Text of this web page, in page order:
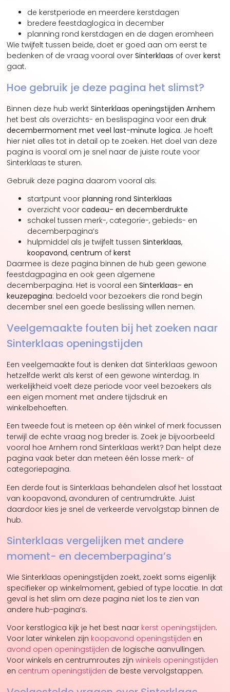
de kerstperiode en meerdere kerstdagen
bredere feestdaglogica in december
planning rond kerstdagen en de dagen eromheen
Wie twijfelt tussen beide, doet er goed aan om eerst te
bedenken of de vraag vooral overSinterklaas of overkerst
gaat.
Hoe gebruik je deze pagina het slimst?
Binnen deze hub werktSinterklaas openingstijden Arnhem
het best als overzichts- en beslispagina voor eendruk
decembermoment met veel last-minute logica. Je hoeft
hier niet alles tot in detail op te zoeken. Het doel van deze
pagina is vooral om je snel naar de juiste route voor
Sinterklaas te sturen.
Gebruik deze pagina daarom vooral als:
startpunt voorplanning rond Sinterklaas
overzicht voorcadeau- en decemberdrukte
schakel tussen merk-, categorie-, gebieds- en
decemberpagina’s
hulpmiddel als je twijfelt tussenSinterklaas,
koopavond,centrum ofkerst
Daarmee is deze pagina binnen de hub geen gewone
feestdagpagina en ook geen algemene
decemberpagina. Het is vooral eenSinterklaas- en
keuzepagina: bedoeld voor bezoekers die rond begin
december snel een goede beslissing willen nemen.
Veelgemaakte fouten bij het zoeken naar
Sinterklaas openingstijden
Een veelgemaakte fout is denken dat Sinterklaas gewoon
hetzelfde werkt als kerst of een gewone winterdag. In
werkelijkheid voelt deze periode voor veel bezoekers als
een eigen moment met andere tijdsdruk en
winkelbehoeften.
Een tweede fout is meteen op één winkel of merk focussen
terwijl de echte vraag nog breder is. Zoek je bijvoorbeeld
vooral hoe Arnhem rond Sinterklaas werkt? Dan helpt deze
pagina vaak beter dan meteen één losse merk- of
categoriepagina.
Een derde fout is Sinterklaas behandelen alsof het losstaat
van koopavond, avonduren of centrumdrukte. Juist
daardoor kies je snel de verkeerde vervolgstap binnen de
hub.
Sinterklaas vergelijken met andere
moment- en decemberpagina’s
Wie Sinterklaas openingstijden zoekt, zoekt soms eigenlijk
specifieker op winkelmoment, gebied of type locatie. In dat
geval is het slim om deze pagina niet los te zien van
andere hub-pagina’s.
Voor kerstlogica kijk je het best naar kerst openingstijden.
Voor later winkelen zijn koopavond openingstijden en
avond open openingstijden de logische aanvullingen.
Voor winkels en centrumroutes zijnwinkels openingstijden
en centrum openingstijden de beste vervolgstappen.